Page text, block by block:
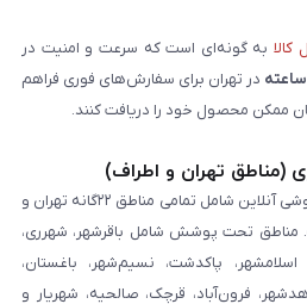
به گونه‌ای است که سرعت و امنیت در
در تهران برای سفارش‌های فوری فراهم
ممکن محصول خود را دریافت کنند.
(مناطق تهران و اطراف)
ارسال از طریق پیک موتوری در گوشی آنلاین شامل تمامی مناطق ۲۲گانه تهران و
تحت پوشش شامل باقرشهر، شهرری،
پاکدشت، نسیم‌شهر، باغستان،
فرون‌آباد، قرچک، صالحیه، شهریار و